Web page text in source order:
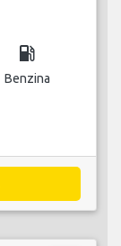
local_gas_station
Benzina